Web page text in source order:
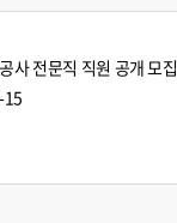
사 전문직 직원 공개 모집